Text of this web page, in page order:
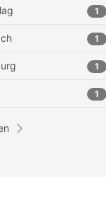
1
1
1
1